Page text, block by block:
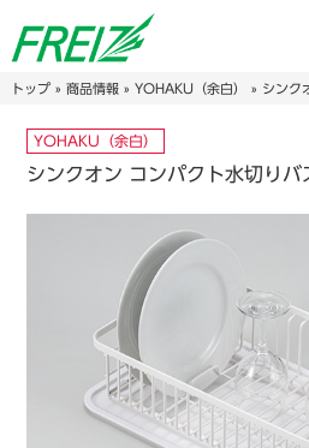
トップ» 商品情報» YOHAKU（余白） » シンク
YOHAKU（余白）
シンクオン コンパクト水切りバ